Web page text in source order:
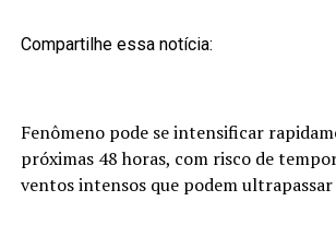
Compartilhe essa notícia:
Fenômeno pode se intensificar
próximas 48 horas, com risco de
ventos intensos que podem